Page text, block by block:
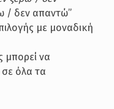
/ δεν απαντώ”
με μοναδική
μπορεί να
σε όλα τα